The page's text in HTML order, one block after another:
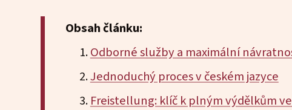
Obsah článku:
Odborné služby a maximální
Jednoduchý proces v českém jazyce
Freistellung: klíč k plným výdělkům